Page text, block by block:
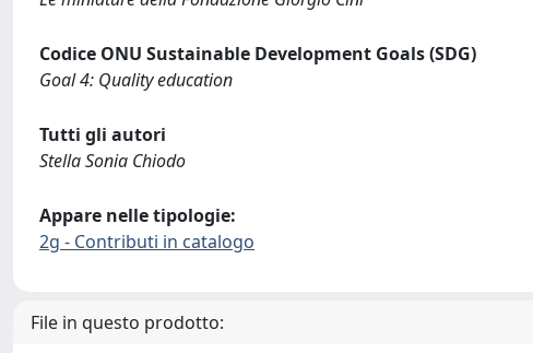
Codice ONU Sustainable Development Goals (SDG)
Goal 4: Quality education
Tutti gli autori
Stella Sonia Chiodo
Appare nelle tipologie:
2g - Contributi in catalogo
File in questo prodotto: